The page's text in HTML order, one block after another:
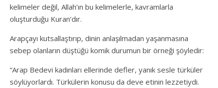
kelimeler değil, Allah’ın bu kelimelerle, kavramlarla
oluşturduğu Kuran’dır.
Arapçayı kutsallaştırıp, dinin anlaşılmadan yaşanmasına
sebep olanların düştüğü komik durumun bir örneği şöyledir:
“Arap Bedevi kadınları ellerinde defler, yanık sesle türküler
söylüyorlardı. Türkülerin konusu da deve etinin lezzetiydi.